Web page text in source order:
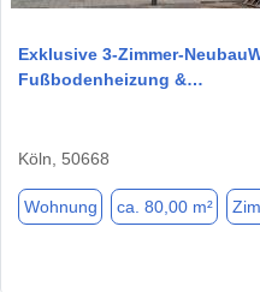
Exklusive 3-Zimmer-
Fußbodenheizung &…
Köln, 50668
Wohnung ca. 80,00 m²